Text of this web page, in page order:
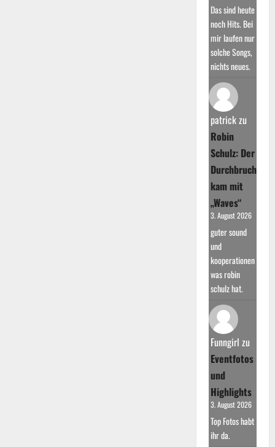
Das sind heute
noch Hits. Bei
mir laufen nur
solche Songs,
nichts neues.
patrickzu
Robin
Schulz: Der
Durchbruch
kam mit
„Waves“
3. August 2026
guter sound
und
kooperationen
was robin
schulz hat.
Funngirl zu
Eventfotos
und
Highlights
3. August 2026
Top Fotos habt
ihr da.